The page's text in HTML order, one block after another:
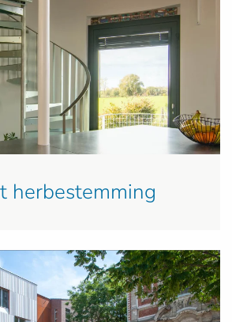
herbestemming